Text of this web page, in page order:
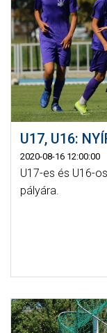
U17, U16:
2020-08-16 12:00:00
U17-es és U16-
pályára.